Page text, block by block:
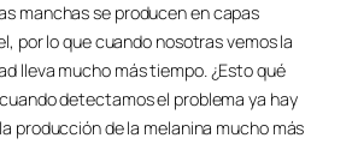
manchas se producen en capas
por lo que cuando nosotras vemos la
lleva mucho más tiempo. ¿Esto qué
detectamos el problema ya hay
producción de la melanina mucho más